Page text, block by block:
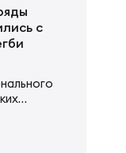
4-е
в тех же
Слава 6
с